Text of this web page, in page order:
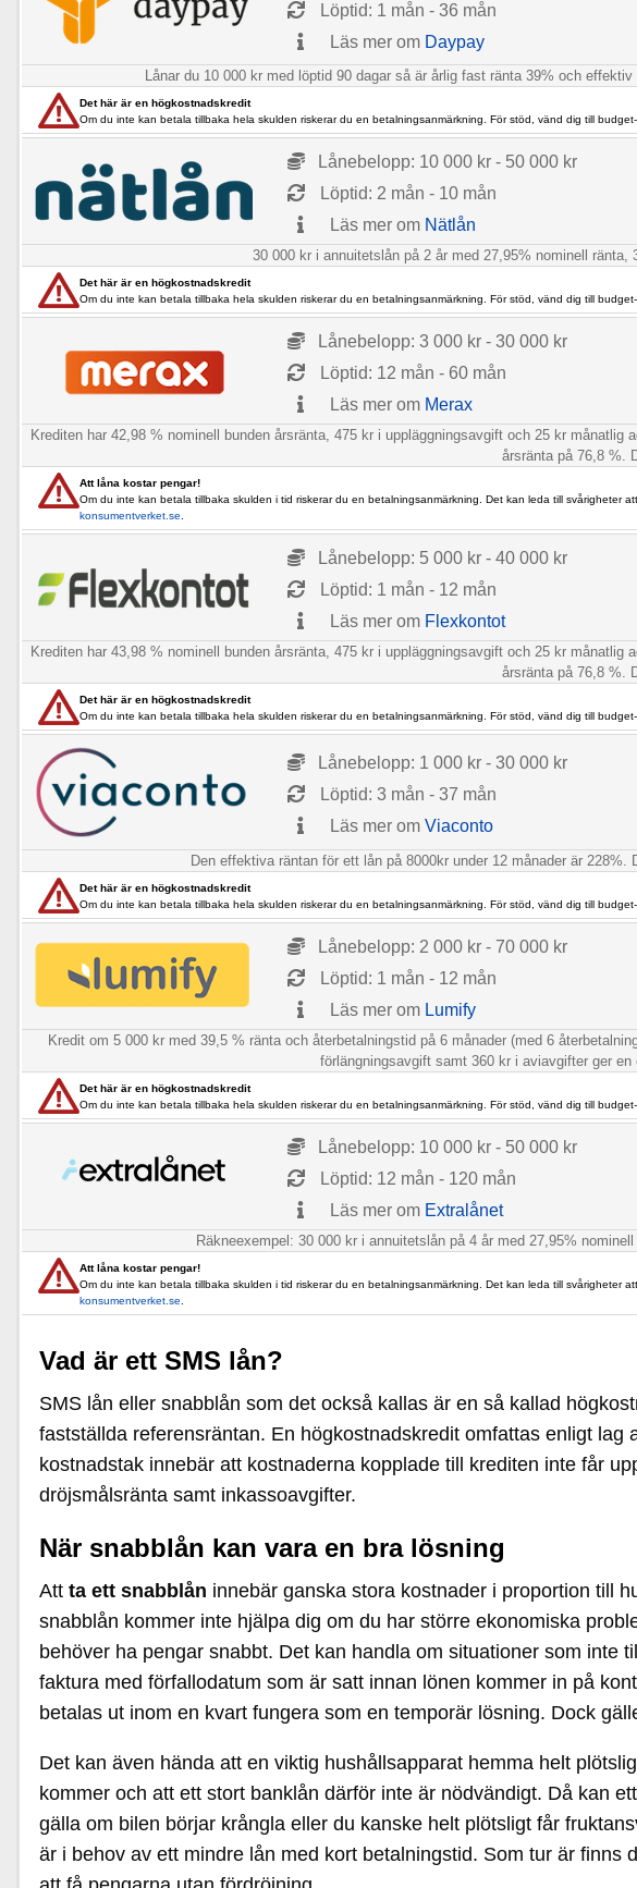
Löptid: 1 mån - 36 mån
Läs mer om Daypay
Lånar du 10 000 kr med löptid 90 dagar så är årlig fast ränta 39% och
Det här är en högkostnadskredit
Om du inte kan betala tillbaka hela skulden riskerar du en betalningsanmärkning. För stöd, vänd dig till
Lånebelopp: 10 000 kr - 50 000 kr
Löptid: 2 mån - 10 mån
Läs mer om Nätlån
30 000 kr i annuitetslån på 2 år med 27,95% nominell
Det här är en högkostnadskredit
Om du inte kan betala tillbaka hela skulden riskerar du en betalningsanmärkning. För stöd, vänd dig till
Lånebelopp: 3 000 kr - 30 000 kr
Löptid: 12 mån - 60 mån
Läs mer om Merax
Krediten har 42,98 % nominell bunden årsränta, 475 kr i uppläggningsavgift och 25 kr
årsränta på 76,8 %.
Att låna kostar pengar!
Om du inte kan betala tillbaka skulden i tid riskerar du en betalningsanmärkning. Det kan leda till
konsumentverket.se
Lånebelopp: 5 000 kr - 40 000 kr
Löptid: 1 mån - 12 mån
Läs mer om Flexkontot
Krediten har 43,98 % nominell bunden årsränta, 475 kr i uppläggningsavgift och 25 kr
årsränta på 76,8 %.
Det här är en högkostnadskredit
Om du inte kan betala tillbaka hela skulden riskerar du en betalningsanmärkning. För stöd, vänd dig till
Lånebelopp: 1 000 kr - 30 000 kr
Löptid: 3 mån - 37 mån
Läs mer om Viaconto
Den effektiva räntan för ett lån på 8000kr under 12 månader är
Det här är en högkostnadskredit
Om du inte kan betala tillbaka hela skulden riskerar du en betalningsanmärkning. För stöd, vänd dig till
Lånebelopp: 2 000 kr - 70 000 kr
Löptid: 1 mån - 12 mån
Läs mer om Lumify
Kredit om 5 000 kr med 39,5 % ränta och återbetalningstid på 6 månader (med 6
förlängningsavgift samt 360 kr i aviavgifter ger
Det här är en högkostnadskredit
Om du inte kan betala tillbaka hela skulden riskerar du en betalningsanmärkning. För stöd, vänd dig till
Lånebelopp: 10 000 kr - 50 000 kr
Löptid: 12 mån - 120 mån
Läs mer om Extralånet
Räkneexempel: 30 000 kr i annuitetslån på 4 år med 27,95%
Att låna kostar pengar!
Om du inte kan betala tillbaka skulden i tid riskerar du en betalningsanmärkning. Det kan leda till
konsumentverket.se
Vad är ett SMS lån?
SMS lån eller snabblån som det också kallas är en så kallad
fastställda referensräntan. En högkostnadskredit omfattas enligt
kostnadstak innebär att kostnaderna kopplade till krediten inte får
dröjsmålsränta samt inkassoavgifter.
När snabblån kan vara en bra lösning
Att ta ett snabblån innebär ganska stora kostnader i proportion till
snabblån kommer inte hjälpa dig om du har större ekonomiska
behöver ha pengar snabbt. Det kan handla om situationer som inte
faktura med förfallodatum som är satt innan lönen kommer in på
betalas ut inom en kvart fungera som en temporär lösning. Dock
Det kan även hända att en viktig hushållsapparat hemma helt
kommer och att ett stort banklån därför inte är nödvändigt. Då kan
gälla om bilen börjar krångla eller du kanske helt plötsligt får
är i behov av ett mindre lån med kort betalningstid. Som tur är finns